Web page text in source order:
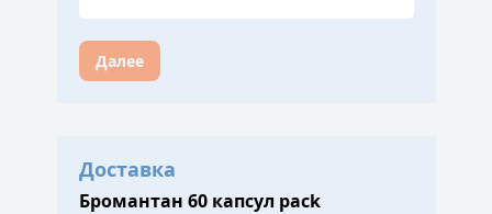
Далее
Доставка
Бромантан 60 капсул pack